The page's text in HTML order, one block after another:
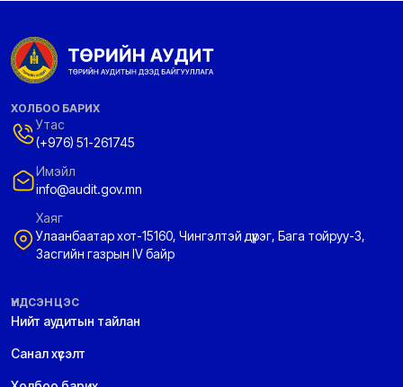
ХОЛБОО БАРИХ
Утас
(+976) 51-261745
Имэйл
info@audit.gov.mn
Хаяг
Улаанбаатар хот-15160, Чингэлтэй дүүрэг, Бага тойруу-3,
Засгийн газрын IV байр
ҮНДСЭН ЦЭС
Нийт аудитын тайлан
Санал хүсэлт